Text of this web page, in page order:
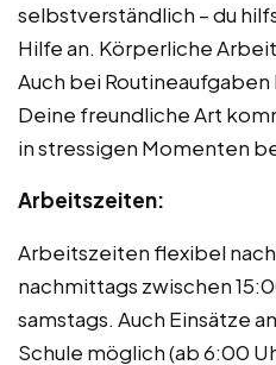
selbstverständlich – du
Hilfe an. Körperliche
Auch bei
Deine freundliche Art
in stressigen Momenten
Arbeitszeiten:
Arbeitszeiten flexibel
nachmittags zwischen
samstags. Auch Einsätze
Schule möglich (ab 6:00